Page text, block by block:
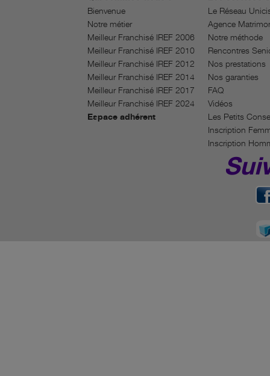
Bienvenue
Notre métier
Meilleur Franchisé IREF 2006
Meilleur Franchisé IREF 2010
Meilleur Franchisé IREF 2012
Meilleur Franchisé IREF 2014
Meilleur Franchisé IREF 2017
Meilleur Franchisé IREF 2024
Espace adhérent
Le Réseau
Agence
Notre méthode
Rencontres
Nos prestations
Nos garanties
FAQ
Vidéos
Les Petits
Inscription
Inscription